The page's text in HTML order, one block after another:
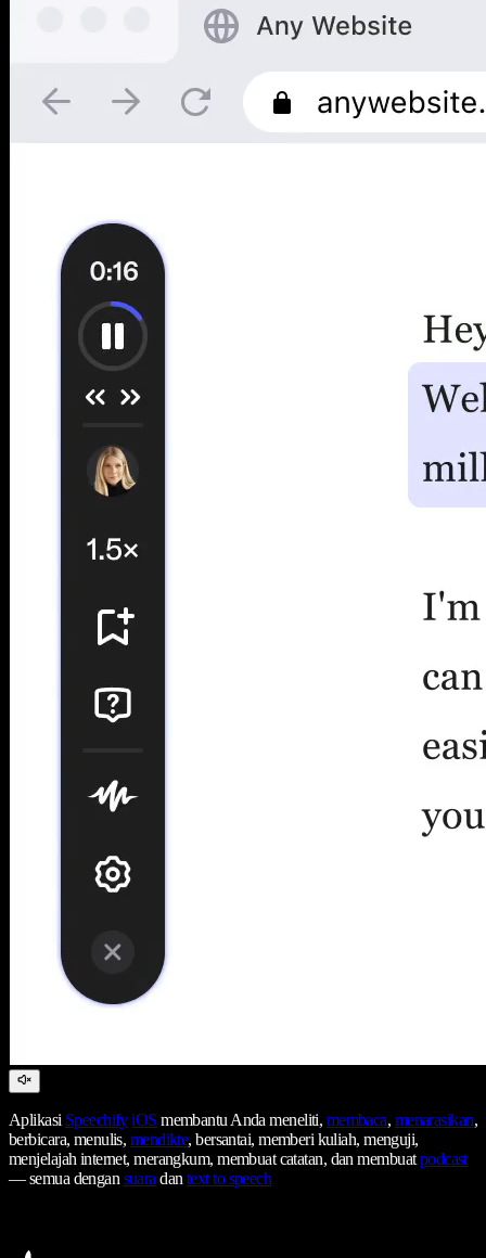
Aplikasi Speechify iOS membantu Anda meneliti, membaca, menarasikan,
berbicara, menulis, mendikte, bersantai, memberi kuliah, menguji,
menjelajah internet, merangkum, membuat catatan, dan membuatpodcast
— semua dengansuaradantext to speech